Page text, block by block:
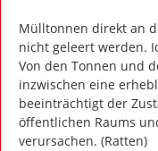
Mülltonnen direkt an
nicht geleert werden.
Von den Tonnen und
inzwischen eine
beeinträchtigt der
öffentlichen Raums
verursachen. (Ratten)